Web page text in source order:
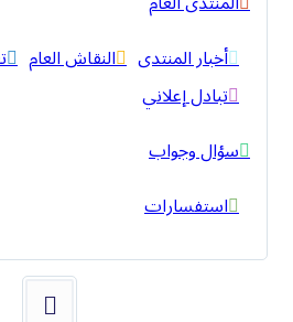
أخبار المنتدى النقاش العام
تبادل إعلاني
سؤال وجواب
استفسارات